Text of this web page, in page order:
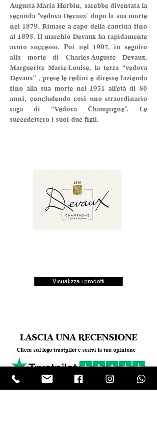
Augusta-Maria Herbin, sarebbe diventata la
seconda "vedova Devaux" dopo la sua morte
nel 1879. Rimase a capo della cantina fino
al 1895. Il marchio Devaux ha rapidamente
avuto successo. Poi nel 1907, in seguito
alla morte di Charles-Auguste Devaux,
Marguerite Marie-Louise, la terza “vedova
Devaux” , prese le redini e diresse l'azienda
fino alla sua morte nel 1951 all'età di 80
anni, concludendo così uno straordinario
saga di “Vedova Champagne″. Le
succedettero i suoi due figli.
Visualizza i prodotti
LASCIA UNA RECENSIONE
Clicca sul logo trustpilot e scrivi la tua opinione
Tel.+390818501178- Mail:info@garumpompei.it